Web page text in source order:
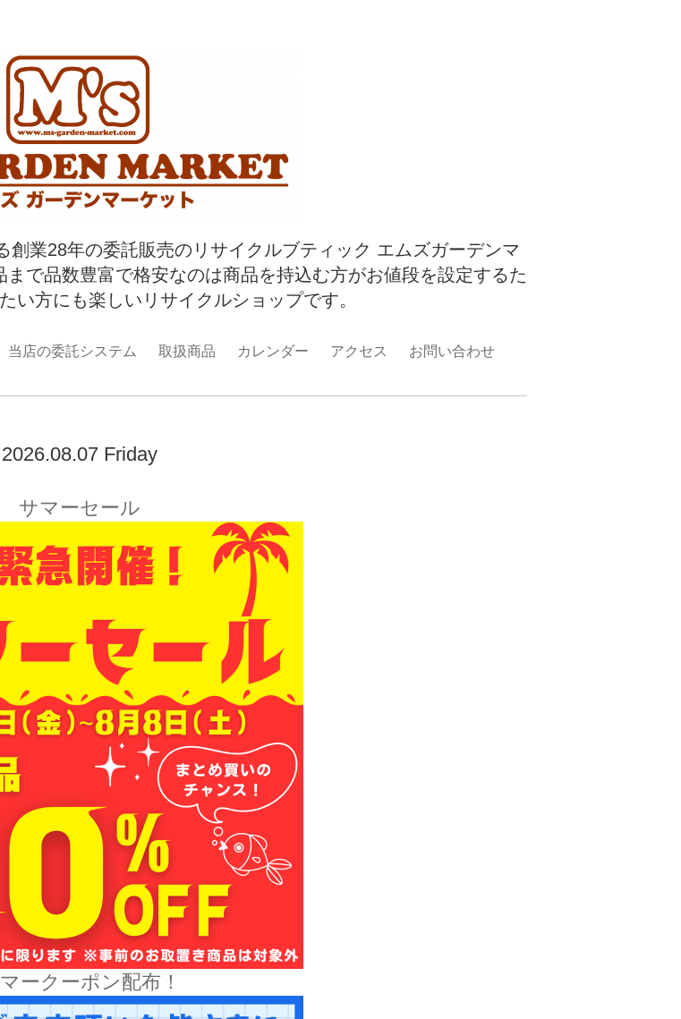
業28年の委託販売のリサイクルブティック エムズガーデンマ
で品数豊富で格安なのは商品を持込む方がお値段を設定するた
い方にも楽しいリサイクルショップです。
当店の委託システム 取扱商品 カレンダー アクセス お問い合わせ
2026.08.07 Friday
サマーセール
ークーポン配布！